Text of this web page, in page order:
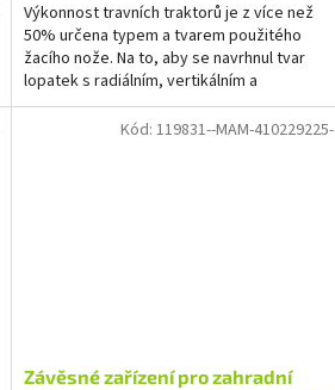
Výkonnost travních traktorů je z více než
50% určena typem a tvarem použitého
žacího nože. Na to, aby se navrhnul tvar
lopatek s radiálním, vertikálním a
horizontálním prouděním...
Závěsné zařízení pro zahradní
Kód: 119831--MAM-410229225-